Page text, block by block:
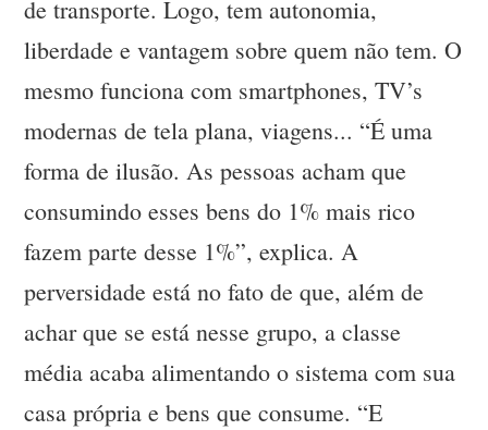
de transporte. Logo, tem autonomia,
liberdade e vantagem sobre quem não tem. O
mesmo funciona com smartphones, TV’s
modernas de tela plana, viagens... “É uma
forma de ilusão. As pessoas acham que
consumindo esses bens do 1% mais rico
fazem parte desse 1%”, explica. A
perversidade está no fato de que, além de
achar que se está nesse grupo, a classe
média acaba alimentando o sistema com sua
casa própria e bens que consume. “E